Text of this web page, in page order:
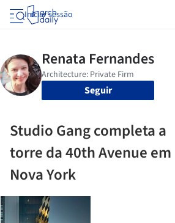
Iniciar sessão
Seguir
Studio Gang completa a
torre da 40th Avenue em
Nova York